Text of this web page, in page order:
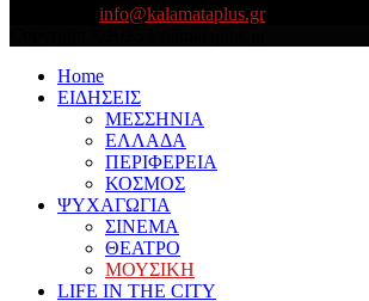
info@kalamataplus.gr
Home
ΕΙΔΗΣΕΙΣ
ΜΕΣΣΗΝΙΑ
ΕΛΛΑΔΑ
ΠΕΡΙΦΕΡΕΙΑ
ΚΟΣΜΟΣ
ΨΥΧΑΓΩΓΙΑ
ΣΙΝΕΜΑ
ΘΕΑΤΡΟ
ΜΟΥΣΙΚΗ
LIFE IN THE CITY